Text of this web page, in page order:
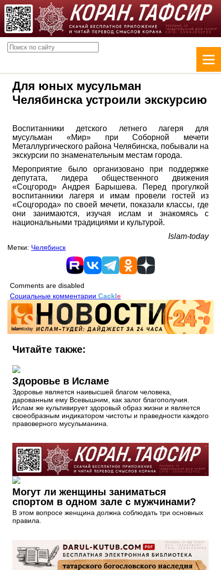
Для юных мусульман
Челябинска устроили экскурсию
Воспитанники детского летнего лагеря для
мусульман «Мир» при Соборной мечети
Металлургического района Челябинска, побывали на
экскурсии по знаменательным местам города.
Мероприятие было организовано при поддержке
депутата, лидера общественного движения
«Соцгород» Андрея Барышева. Перед прогулкой
воспитанники лагеря и имам провели гостей из
«Соцгорода» по своей мечети, показали классы, где
они занимаются, изучая ислам и знакомясь с
национальными традициями и культурой.
Islam-today
Метки: Челябинск
Comments are disabled
Социальные комментарии Cackle
Читайте также:
Здоровье в Исламе
Здоровье является наивысшей благом человека,
дарованным ему Всевышним, как залог благополучия.
Ислам же культивирует здоровый образ жизни и является
своеобразным индикатором чистоты и праведности каждого
правоверного мусульманина.
Могут ли женщины заниматься
спортом в одном зале с мужчинами?
В этом вопросе женщина должна соблюдать три основных
правила.